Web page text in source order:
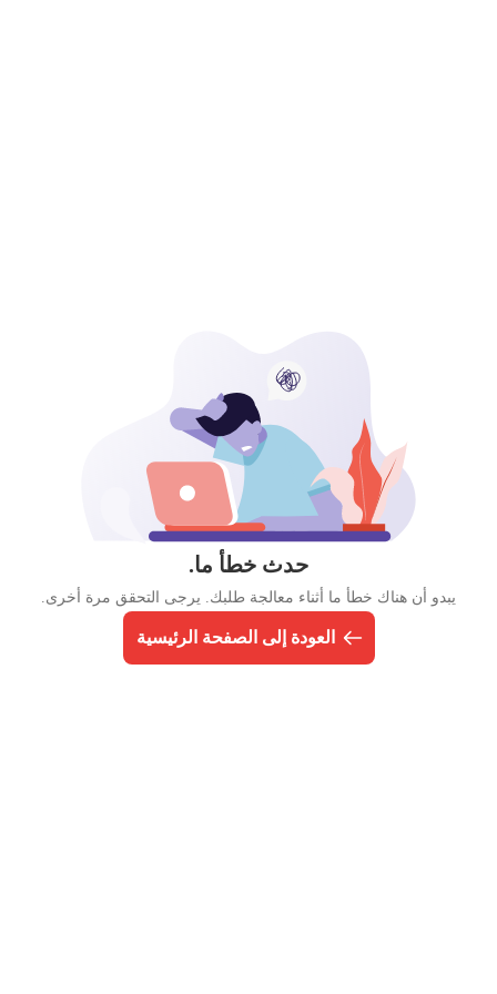
حدث خطأ ما.
يبدو أن هناك خطأ ما أثناء معالجة طلبك. يرجى التحقق مرة أخرى.
العودة إلى الصفحة الرئيسية